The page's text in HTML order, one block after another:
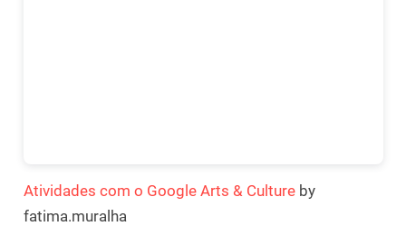
Atividades com o Google Arts & Cultureby
fatima.muralha